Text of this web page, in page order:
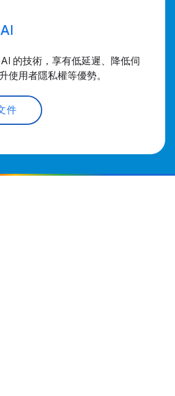
的技術，享有低延遲、降低伺
使用者隱私權等優勢。
件